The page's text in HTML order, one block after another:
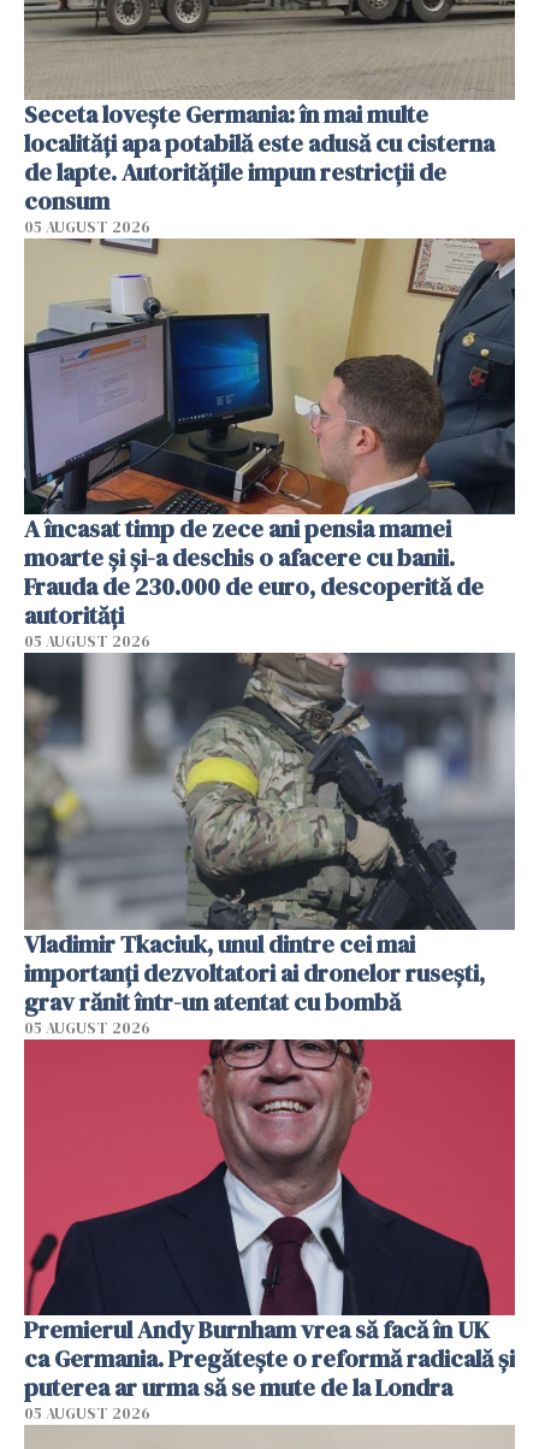
Seceta lovește Germania: în mai multe
localități apa potabilă este adusă cu cisterna
de lapte. Autoritățile impun restricții de
consum
05 AUGUST 2026
A încasat timp de zece ani pensia mamei
moarte și și-a deschis o afacere cu banii.
Frauda de 230.000 de euro, descoperită de
autorități
05 AUGUST 2026
Vladimir Tkaciuk, unul dintre cei mai
importanți dezvoltatori ai dronelor rusești,
grav rănit într-un atentat cu bombă
05 AUGUST 2026
Premierul Andy Burnham vrea să facă în UK
ca Germania. Pregătește o reformă radicală și
puterea ar urma să se mute de la Londra
05 AUGUST 2026